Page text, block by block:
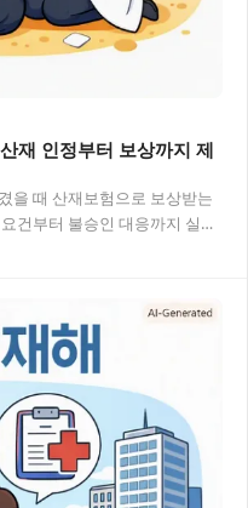
재 인정부터 보상까지 제
을 때 산재보험으로 보상받는
건부터 불승인 대응까지 실질
업무…